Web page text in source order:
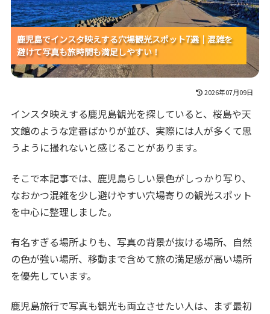
鹿児島でインスタ映えする穴場観光スポット7選｜混雑を
避けて写真も旅時間も満足しやすい！
鹿児島でインスタ映えする穴場観光スポット7選｜混雑を
避けて写真も旅時間も満足しやすい！
鹿児島でインスタ映えする穴場観光スポット7選｜混雑を
避けて写真も旅時間も満足しやすい！
2026年07月09日
インスタ映えする鹿児島観光を探していると、桜島や天
文館のような定番ばかりが並び、実際には人が多くて思
うように撮れないと感じることがあります。
そこで本記事では、鹿児島らしい景色がしっかり写り、
なおかつ混雑を少し避けやすい穴場寄りの観光スポット
を中心に整理しました。
有名すぎる場所よりも、写真の背景が抜ける場所、自然
の色が強い場所、移動まで含めて旅の満足感が高い場所
を優先しています。
鹿児島旅行で写真も観光も両立させたい人は、まず最初